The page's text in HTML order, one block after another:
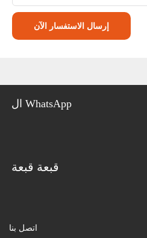
إرسال الاستفسار الآن
ال WhatsApp
قبعة قبعة
اتصل بنا